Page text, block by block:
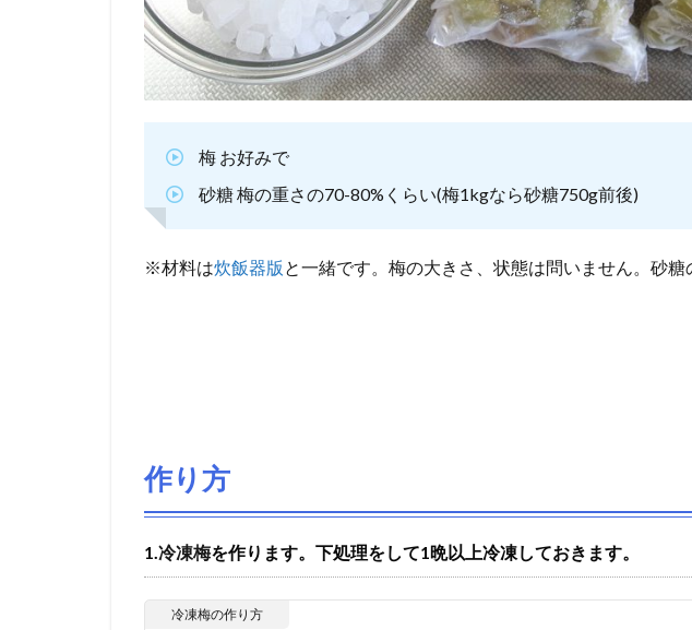
梅 お好みで
砂糖 梅の重さの70-80%くらい(梅1kgなら砂糖750g前後)
※材料は炊飯器版 と一緒です。梅の大きさ、状態は問いません。砂糖
作り方
1.冷凍梅を作ります。下処理をして1晩以上冷凍しておきます。
冷凍梅の作り方